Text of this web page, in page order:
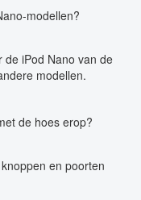
modellen?
de iPod Nano van de
modellen.
de hoes erop?
en poorten